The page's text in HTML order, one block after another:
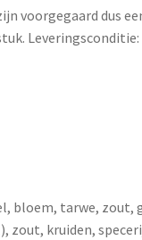
voorgegaard dus
bloem, tarwe,
zout, kruiden,